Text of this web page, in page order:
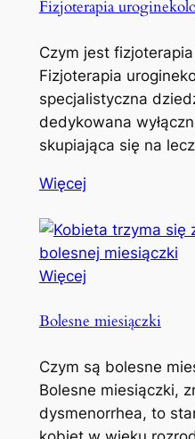
Fizjoterapia
Czym jest
Fizjoterapia
specjalistyczna
dedykowana
skupiająca się na
Więcej
Więcej
Bolesne miesiączki
Czym są bolesne
Bolesne miesiączki,
dysmenorrhea, to